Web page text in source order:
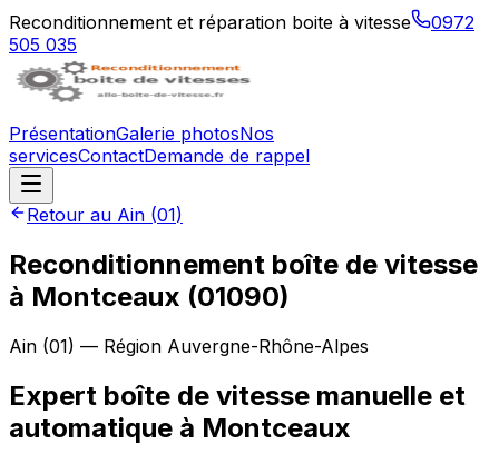
Reconditionnement et réparation boite à vitesse
0972
505 035
PrésentationGalerie photosNos
servicesContactDemande de rappel
Retour au Ain (01)
Reconditionnement boîte de vitesse
à Montceaux (01090)
Ain (01) — Région Auvergne-Rhône-Alpes
Expert boîte de vitesse manuelle et
automatique à Montceaux